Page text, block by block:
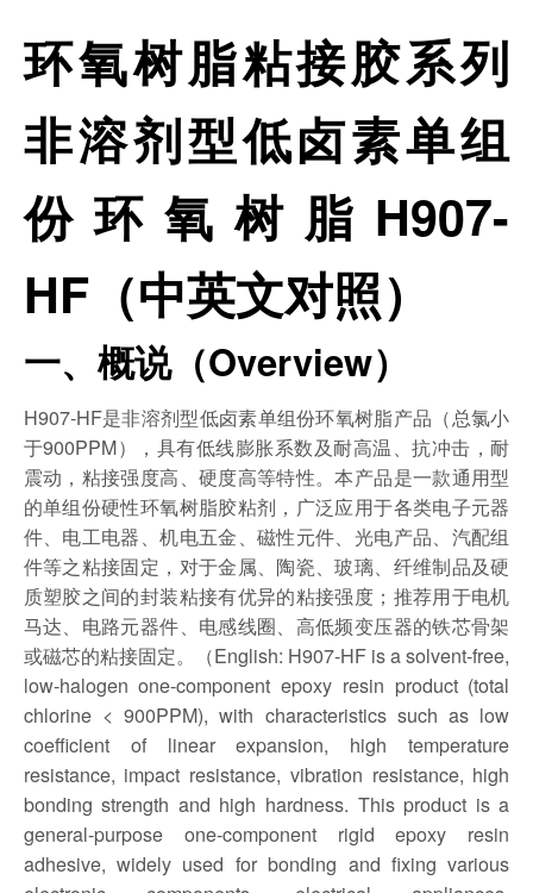
环氧树脂粘接胶系列
非溶剂型低卤素单组
份环氧树脂H907-
HF（中英文对照）
一、概说（Overview）
H907-HF是非溶剂型低卤素单组份环氧树脂产品（总氯小
于900PPM），具有低线膨胀系数及耐高温、抗冲击，耐
震动，粘接强度高、硬度高等特性。本产品是一款通用型
的单组份硬性环氧树脂胶粘剂，广泛应用于各类电子元器
件、电工电器、机电五金、磁性元件、光电产品、汽配组
件等之粘接固定，对于金属、陶瓷、玻璃、纤维制品及硬
质塑胶之间的封装粘接有优异的粘接强度；推荐用于电机
马达、电路元器件、电感线圈、高低频变压器的铁芯骨架
或磁芯的粘接固定。（English: H907-HF is a solvent-free,
low-halogen one-component epoxy resin product (total
chlorine < 900PPM), with characteristics such as low
coefficient of linear expansion, high temperature
resistance, impact resistance, vibration resistance, high
bonding strength and high hardness. This product is a
general-purpose one-component rigid epoxy resin
adhesive, widely used for bonding and fixing various